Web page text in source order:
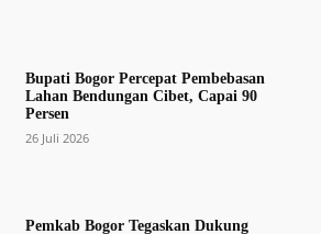
Bupati Bogor Percepat Pembebasan
Lahan Bendungan Cibet, Capai 90
Persen
26 Juli 2026
Pemkab Bogor Tegaskan Dukung